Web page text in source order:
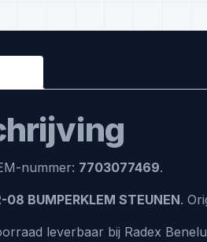
nummer: 7703077469.
08 BUMPERKLEM STEUNEN.
leverbaar bij Radex